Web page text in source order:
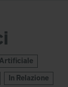
In Relazione